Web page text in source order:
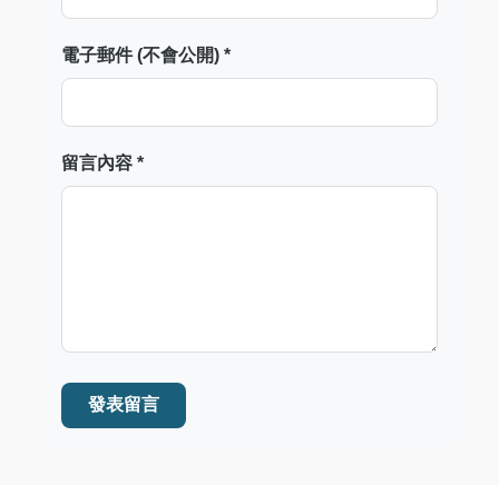
電子郵件 (不會公開) *
留言內容 *
發表留言